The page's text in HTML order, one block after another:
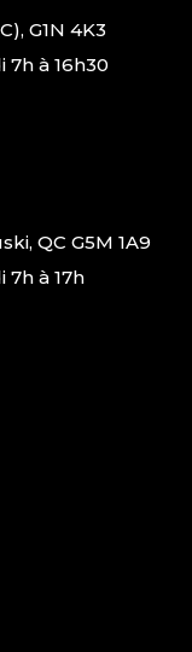
G1N 4K3
à 16h30
QC G5M 1A9
à 17h